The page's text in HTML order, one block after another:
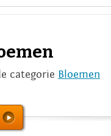
categorie Bloemen